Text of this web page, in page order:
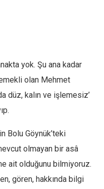
yok. Şu ana kadar
olan Mehmet
düz, kalın ve işlemesiz’
Bolu Göynük’teki
olmayan bir asâ
ait olduğunu bilmiyoruz.
gören, hakkında bilgi